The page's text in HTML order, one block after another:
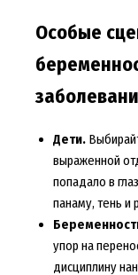
Особые
Дети.
выраженной
попадало в
панаму, тень и
упор на
дисциплину